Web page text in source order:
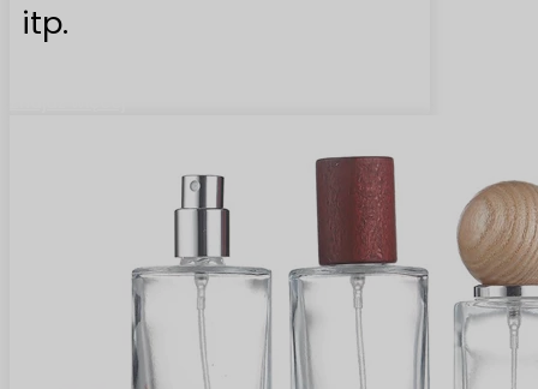
itp.